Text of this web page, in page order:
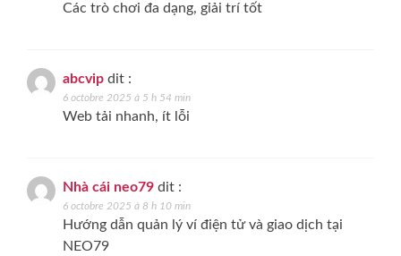
Các trò chơi đa dạng, giải trí tốt
abcvip dit :
6 octobre 2025 à 5 h 54 min
Web tải nhanh, ít lỗi
Nhà cái neo79 dit :
6 octobre 2025 à 8 h 10 min
Hướng dẫn quản lý ví điện tử và giao dịch tại
NEO79